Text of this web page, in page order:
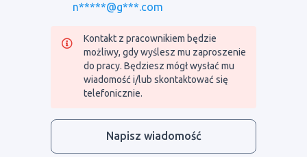
n*****@g***.com
Kontakt z pracownikiem będzie
możliwy, gdy wyślesz mu zaproszenie
do pracy. Będziesz mógł wysłać mu
wiadomość i/lub skontaktować się
telefonicznie.
Napisz wiadomość